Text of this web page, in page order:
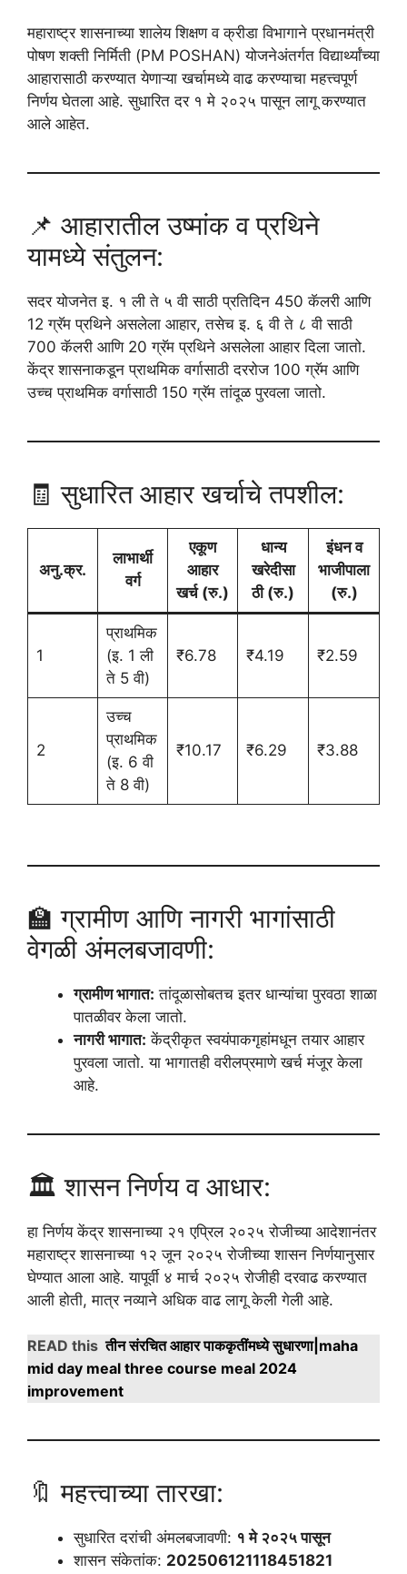
महाराष्ट्र शासनाच्या शालेय शिक्षण व क्रीडा विभागाने प्रधानमंत्री
पोषण शक्ती निर्मिती (PM POSHAN) योजनेअंतर्गत विद्यार्थ्यांच्या
आहारासाठी करण्यात येणाऱ्या खर्चामध्ये वाढ करण्याचा महत्त्वपूर्ण
निर्णय घेतला आहे. सुधारित दर १ मे २०२५ पासून लागू करण्यात
आले आहेत.
📌 आहारातील उष्मांक व प्रथिने
यामध्ये संतुलन:
सदर योजनेत इ. १ ली ते ५ वी साठी प्रतिदिन 450 कॅलरी आणि
12 ग्रॅम प्रथिने असलेला आहार, तसेच इ. ६ वी ते ८ वी साठी
700 कॅलरी आणि 20 ग्रॅम प्रथिने असलेला आहार दिला जातो.
केंद्र शासनाकडून प्राथमिक वर्गासाठी दररोज 100 ग्रॅम आणि
उच्च प्राथमिक वर्गासाठी 150 ग्रॅम तांदूळ पुरवला जातो.
🧾 सुधारित आहार खर्चाचे तपशील:
अनु.क्र.
लाभार्थी
वर्ग
एकूण
आहार
खर्च (रु.)
धान्य
खरेदीसा
ठी (रु.)
इंधन व
भाजीपाला
(रु.)
1
प्राथमिक
(इ. 1 ली
ते 5 वी)
₹6.78 ₹4.19 ₹2.59
2
उच्च
प्राथमिक
(इ. 6 वी
ते 8 वी)
₹10.17 ₹6.29 ₹3.88
🏫 ग्रामीण आणि नागरी भागांसाठी
वेगळी अंमलबजावणी:
ग्रामीण भागात: तांदूळासोबतच इतर धान्यांचा पुरवठा शाळा
पातळीवर केला जातो.
नागरी भागात: केंद्रीकृत स्वयंपाकगृहांमधून तयार आहार
पुरवला जातो. या भागातही वरीलप्रमाणे खर्च मंजूर केला
आहे.
🏛️ शासन निर्णय व आधार:
हा निर्णय केंद्र शासनाच्या २१ एप्रिल २०२५ रोजीच्या आदेशानंतर
महाराष्ट्र शासनाच्या १२ जून २०२५ रोजीच्या शासन निर्णयानुसार
घेण्यात आला आहे. यापूर्वी ४ मार्च २०२५ रोजीही दरवाढ करण्यात
आली होती, मात्र नव्याने अधिक वाढ लागू केली गेली आहे.
READ this तीन संरचित आहार पाककृतींमध्ये सुधारणा|maha
mid day meal three course meal 2024
improvement
🔖 महत्त्वाच्या तारखा:
सुधारित दरांची अंमलबजावणी: १ मे २०२५ पासून
शासन संकेतांक: 202506121118451821